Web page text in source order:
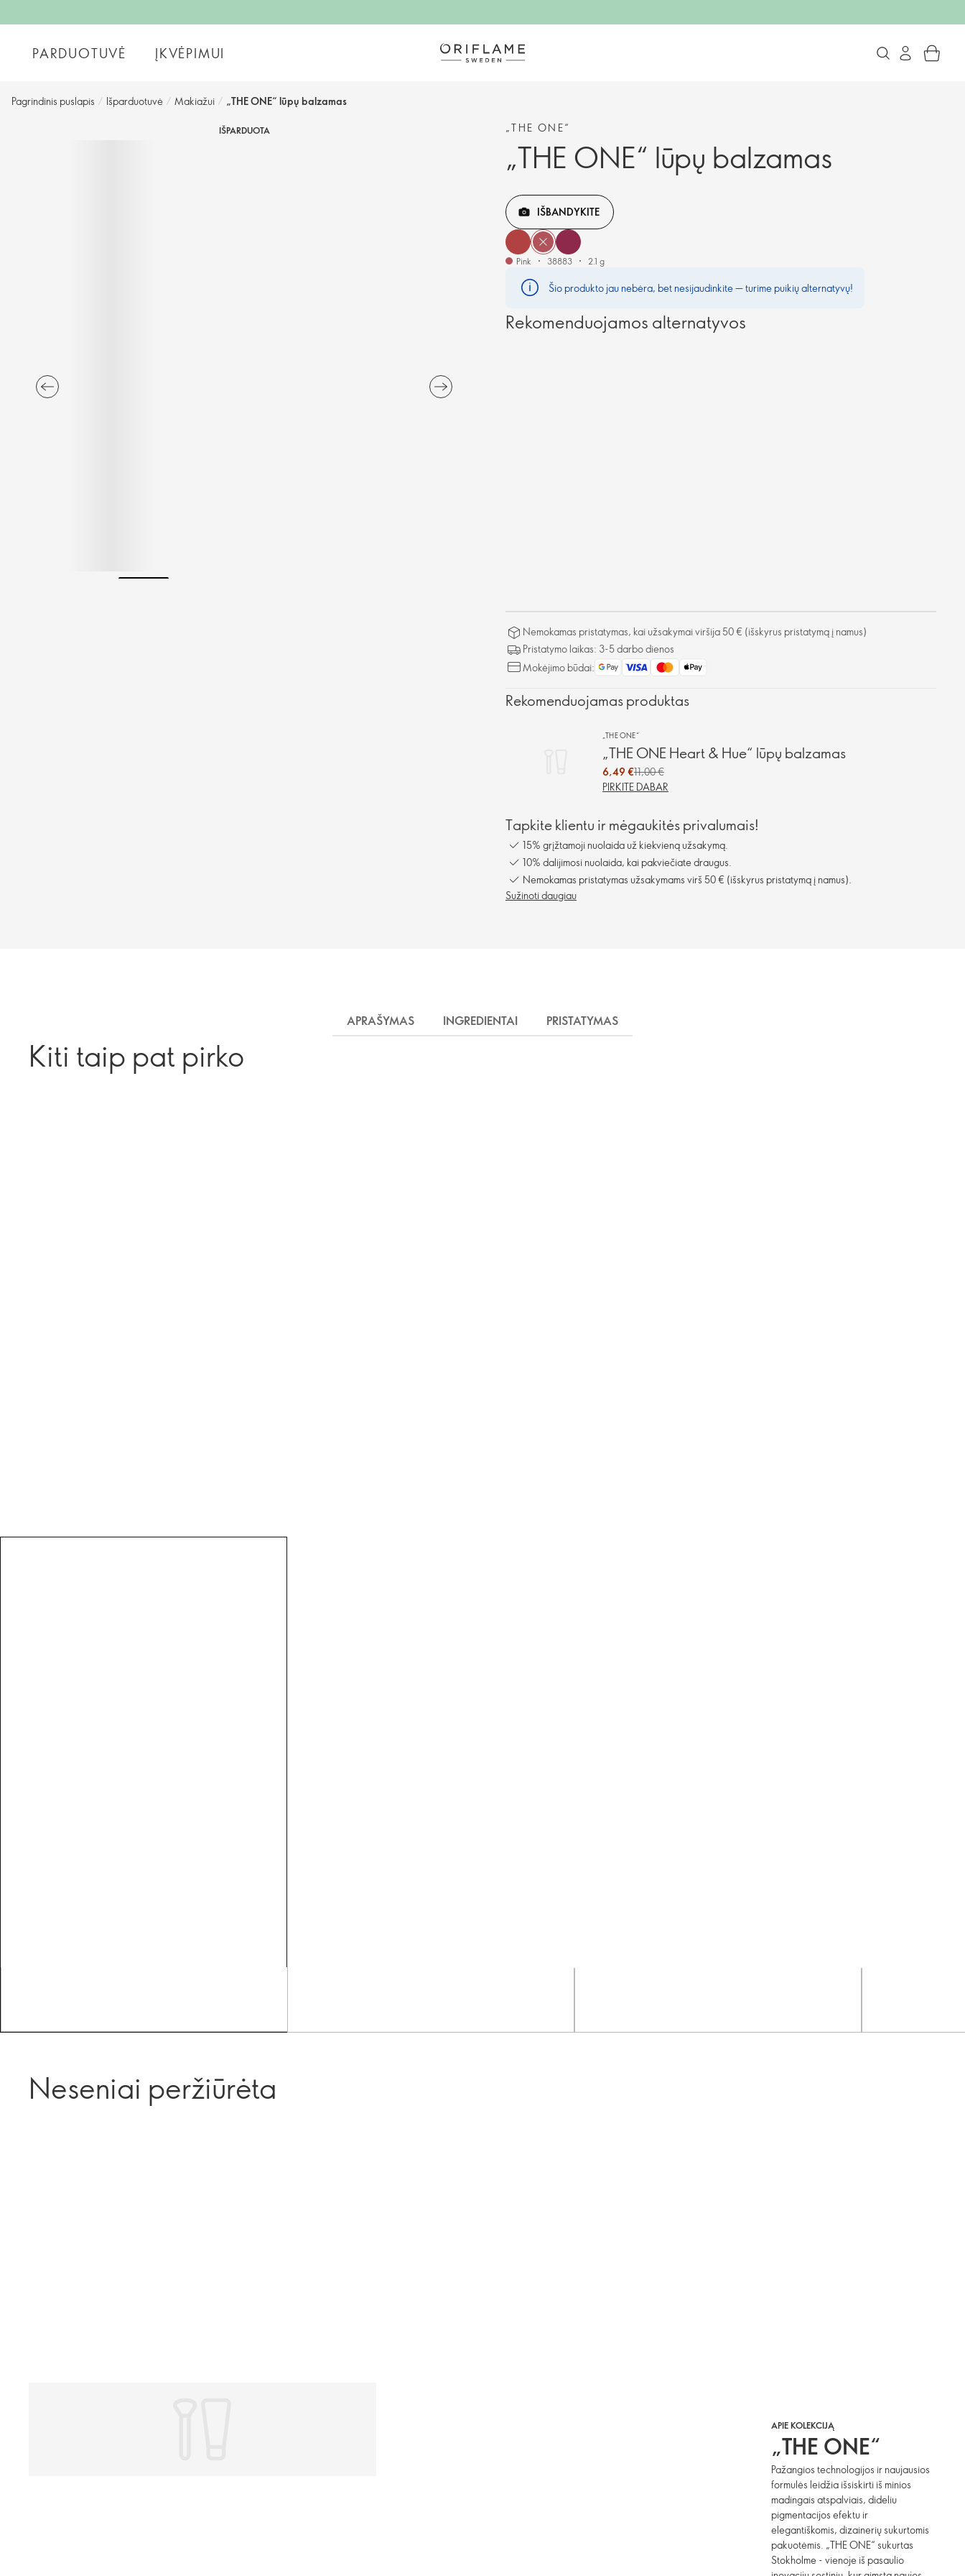
PARDUOTUVĖ ĮKVĖPIMUI
Pagrindinis puslapis / Išparduotuvė / Makiažui / „THE ONE“ lūpų balzamas
IŠPARDUOTA „THE ONE“
„THE ONE“ lūpų balzamas
IŠBANDYKITE
Pink 38883 2.1 g
Šio produkto jau nebėra, bet nesijaudinkite — turime puikių alternatyvų!
Rekomenduojamos alternatyvos
Nemokamas pristatymas, kai užsakymai viršija 50 € (išskyrus pristatymą į namus)
Pristatymo laikas: 3-5 darbo dienos
Mokėjimo būdai:
Rekomenduojamas produktas
„THE ONE“
„THE ONE Heart & Hue“ lūpų balzamas
6,49 €11,00 €
PIRKITE DABAR
Tapkite klientu ir mėgaukitės privalumais!
15% grįžtamoji nuolaida už kiekvieną užsakymą.
10% dalijimosi nuolaida, kai pakviečiate draugus.
Nemokamas pristatymas užsakymams virš 50 € (išskyrus pristatymą į namus).
Sužinoti daugiau
APRAŠYMAS INGREDIENTAI PRISTATYMAS
Kiti taip pat pirko
Neseniai peržiūrėta
APIE KOLEKCIJĄ
„THE ONE“
Pažangios technologijos ir naujausios
formulės leidžia išsiskirti iš minios
madingais atspalviais, dideliu
pigmentacijos efektu ir
elegantiškomis, dizainerių sukurtomis
pakuotėmis. „THE ONE“ sukurtas
Stokholme - vienoje iš pasaulio